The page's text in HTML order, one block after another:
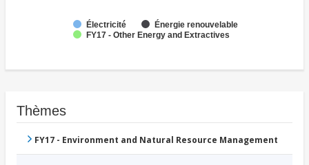
Électricité Énergie renouvelable
FY17 - Other Energy and Extractives
Thèmes
FY17 - Environment and Natural Resource Management